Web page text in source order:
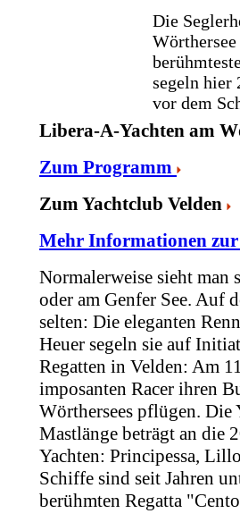
Die
segeln hier
vor dem
Libera-A-Yachten am
Zum Programm
Zum Yachtclub Velden
Mehr Informationen
Normalerweise sieht man
oder am Genfer See. Auf
selten: Die eleganten
Heuer segeln sie auf
Regatten in Velden: Am
imposanten Racer ihren
Wörthersees pflügen. Die
Mastlänge beträgt an die
Yachten: Principessa,
Schiffe sind seit Jahren
berühmten Regatta